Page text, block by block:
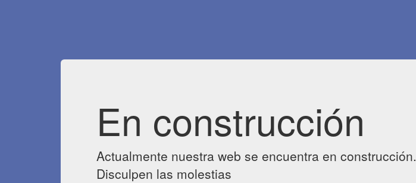
En construcción
Actualmente nuestra web se encuentra en construcción.
Disculpen las molestias